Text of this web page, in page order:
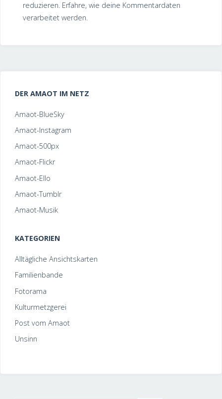
reduzieren. Erfahre, wie deine Kommentardaten
verarbeitet werden.
DER AMAOT IM NETZ
Amaot-BlueSky
Amaot-Instagram
Amaot-500px
Amaot-Flickr
Amaot-Ello
Amaot-Tumblr
Amaot-Musik
KATEGORIEN
Alltägliche Ansichtskarten
Familienbande
Fotorama
Kulturmetzgerei
Post vom Amaot
Unsinn